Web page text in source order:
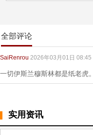
全部评论
SaiRenrou 2026年03月01日 08:45
一切伊斯兰穆斯林都是纸老虎
实用资讯